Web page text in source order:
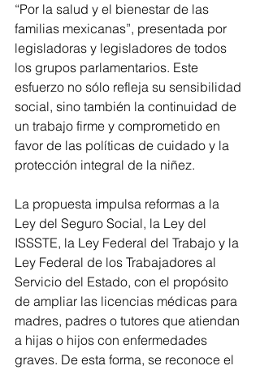
“Por la salud y el bienestar de las
familias mexicanas”, presentada por
legisladoras y legisladores de todos
los grupos parlamentarios. Este
esfuerzo no sólo refleja su sensibilidad
social, sino también la continuidad de
un trabajo firme y comprometido en
favor de las políticas de cuidado y la
protección integral de la niñez.
La propuesta impulsa reformas a la
Ley del Seguro Social, la Ley del
ISSSTE, la Ley Federal del Trabajo y la
Ley Federal de los Trabajadores al
Servicio del Estado, con el propósito
de ampliar las licencias médicas para
madres, padres o tutores que atiendan
a hijas o hijos con enfermedades
graves. De esta forma, se reconoce el